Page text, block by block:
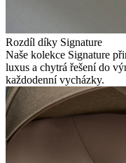
Rozdíl díky Signature
Naše kolekce Signature
luxus a chytrá řešení do
každodenní vycházky.